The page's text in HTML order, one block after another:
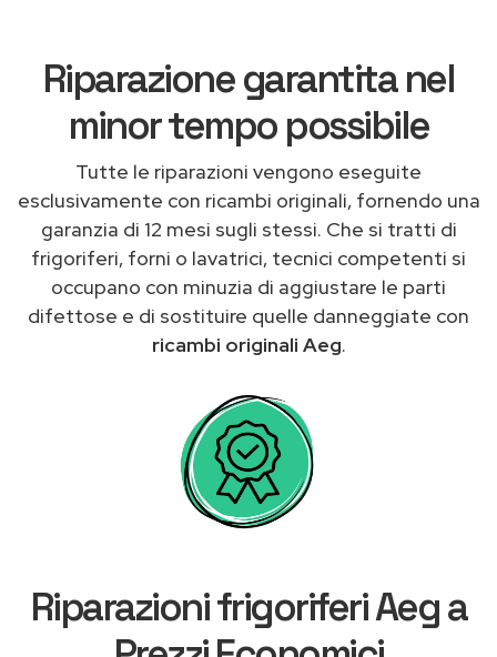
Riparazione garantita nel
minor tempo possibile
Tutte le riparazioni vengono eseguite
esclusivamente con ricambi originali, fornendo una
garanzia di 12 mesi sugli stessi. Che si tratti di
frigoriferi, forni o lavatrici, tecnici competenti si
occupano con minuzia di aggiustare le parti
difettose e di sostituire quelle danneggiate con
ricambi originali Aeg.
Riparazioni frigoriferi Aeg a